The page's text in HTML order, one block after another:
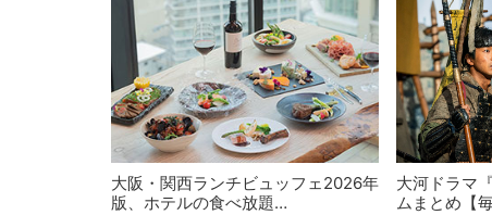
大阪・関西ランチビュッフェ2026年
版、ホテルの食べ放題…
大河ドラマ
ムまとめ【